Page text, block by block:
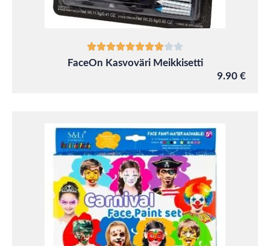
FaceOn Kasvoväri Meikkisetti
9.90 €